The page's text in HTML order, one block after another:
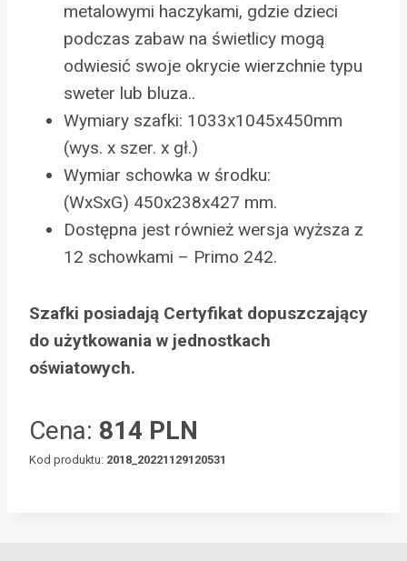
metalowymi haczykami, gdzie dzieci
podczas zabaw na świetlicy mogą
odwiesić swoje okrycie wierzchnie typu
sweter lub bluza..
Wymiary szafki: 1033x1045x450mm
(wys. x szer. x gł.)
Wymiar schowka w środku:
(WxSxG) 450x238x427 mm.
Dostępna jest również wersja wyższa z
12 schowkami – Primo 242.
Szafki posiadają Certyfikat dopuszczający
do użytkowania w jednostkach
oświatowych.
Cena: 814 PLN
Kod produktu: 2018_20221129120531